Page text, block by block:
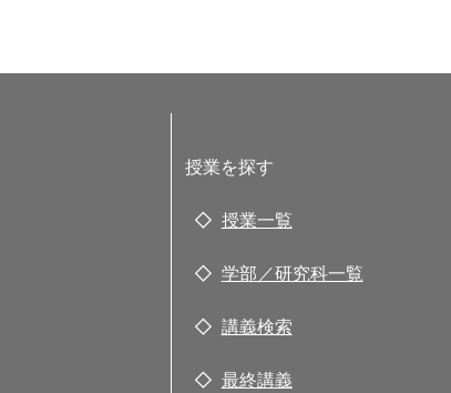
授業を探す
授業一覧
学部／研究科一覧
講義検索
最終講義